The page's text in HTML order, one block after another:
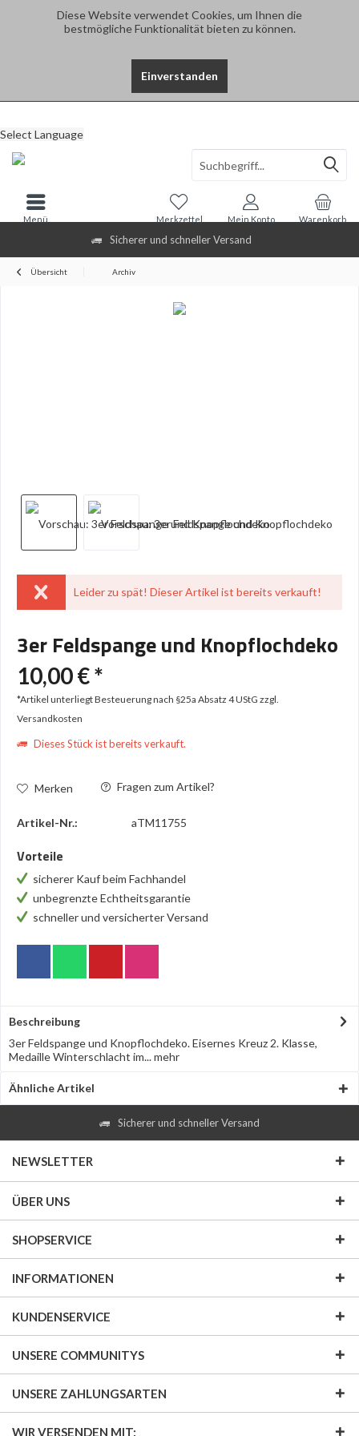
Diese Website verwendet Cookies, um Ihnen die
bestmögliche Funktionalität bieten zu können.
Einverstanden
Sicherer und schneller Versand
Select Language
Warenkorb
Merkzettel Mein Konto
Menü
Übersicht Archiv
Leider zu spät! Dieser Artikel ist bereits verkauft!
3er Feldspange und Knopflochdeko
10,00 € *
*Artikel unterliegt Besteuerung nach §25a Absatz 4 UStG zzgl.
Versandkosten
Dieses Stück ist bereits verkauft.
Merken Fragen zum Artikel?
Artikel-Nr.: aTM11755
Vorteile
sicherer Kauf beim Fachhandel
unbegrenzte Echtheitsgarantie
schneller und versicherter Versand
Beschreibung
3er Feldspange und Knopflochdeko. Eisernes Kreuz 2. Klasse,
Medaille Winterschlacht im...mehr
Ähnliche Artikel
Sicherer und schneller Versand
NEWSLETTER
ÜBER UNS
SHOPSERVICE
INFORMATIONEN
KUNDENSERVICE
UNSERE COMMUNITYS
UNSERE ZAHLUNGSARTEN
WIR VERSENDEN MIT: